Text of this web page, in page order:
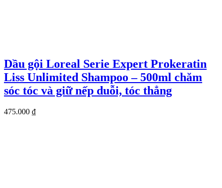
Dầu gội Loreal Serie Expert Prokeratin
Liss Unlimited Shampoo – 500ml chăm
sóc tóc và giữ nếp duỗi, tóc thẳng
475.000 ₫